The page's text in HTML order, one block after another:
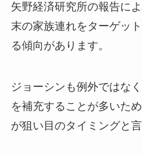
矢野経済研究所の報告に
末の家族連れをターゲッ
る傾向があります。
ジョーシンも例外ではな
を補充することが多いた
が狙い目のタイミングと